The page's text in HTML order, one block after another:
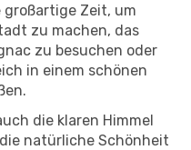
großartige Zeit, um
zu machen, das
zu besuchen oder
in einem schönen
die klaren Himmel
natürliche Schönheit